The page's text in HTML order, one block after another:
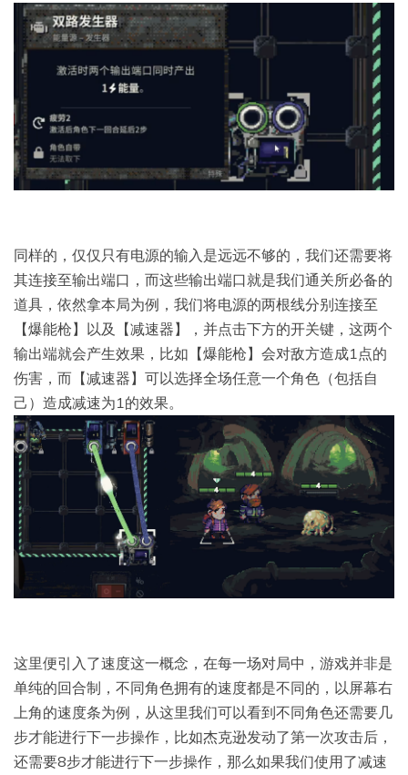
同样的，仅仅只有电源的输入是远远不够的，我们还需要将
其连接至输出端口，而这些输出端口就是我们通关所必备的
道具，依然拿本局为例，我们将电源的两根线分别连接至
【爆能枪】以及【减速器】，并点击下方的开关键，这两个
输出端就会产生效果，比如【爆能枪】会对敌方造成1点的
伤害，而【减速器】可以选择全场任意一个角色（包括自
己）造成减速为1的效果。
这里便引入了速度这一概念，在每一场对局中，游戏并非是
单纯的回合制，不同角色拥有的速度都是不同的，以屏幕右
上角的速度条为例，从这里我们可以看到不同角色还需要几
步才能进行下一步操作，比如杰克逊发动了第一次攻击后，
还需要8步才能进行下一步操作，那么如果我们使用了减速